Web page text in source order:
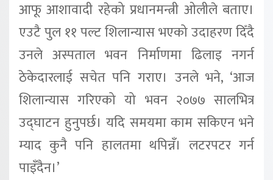
आफू आशावादी रहेको प्रधानमन्त्री ओलीले बताए।
एउटै पुल ११ पल्ट शिलान्यास भएको उदाहरण दिँदै
उनले अस्पताल भवन निर्माणमा ढिलाइ नगर्न
ठेकेदारलाई सचेत पनि गराए। उनले भने, ‘आज
शिलान्यास गरिएको यो भवन २०७७ सालभित्र
उद्घाटन हुनुपर्छ। यदि समयमा काम सकिएन भने
म्याद कुनै पनि हालतमा थपिन्नँ। लटरपटर गर्न
पाइँदैन।’